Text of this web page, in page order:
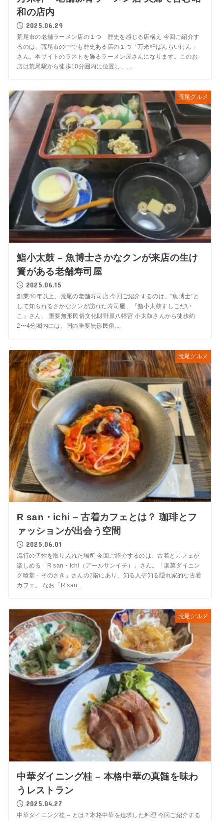
和の店内
2025.06.29
荒尾市の老舗ラーメン店の１つ 歴史を感じる店構え 今回ご紹介す
るのは、荒尾市の中でも歴史ある店の１つ「万来軒ばんらいけん」
さん。本サイトのラストを飾るラーメン屋さんになります。このお
店は荒尾駅から徒歩10分圏内に位置し、...
荒尾グルメ
鮨小太鼓 – 魚博士さかなクンが来店の生け
簀がある老舗寿司屋
2025.06.15
創業40年以上、荒尾の老舗寿司店 今回ご紹介するのは、“魚博士”と
して知られるさかなクンが訪れた寿司屋、『鮨小太鼓すしこだい
こ』さん。 重要無形民俗文化財野原八幡宮 小太鼓さんから徒歩約
2〜4分圏内には、国の重要無形民俗...
荒尾グルメ
R san・ichi – 古着カフェとは？ 珈琲とフ
ァッションが出会う空間
2025.06.01
流行の個性を取り入れた場所 今回ご紹介するのは、古着とカフェが
楽しめる「R san・ichi（アールサンイチ）」さん。「楽菜ダイニン
グ喰堂・そのさき」さんの2階にあり、知る人ぞ知る隠れ家的な古着
カフェ。 なお「R san...
荒尾グルメ
中華ダイニング桂 – 本格中華の真髄を味わ
うレストラン
2025.04.27
中華ダイニング桂 – とは？本格中華を追求した料理 今回ご紹介する